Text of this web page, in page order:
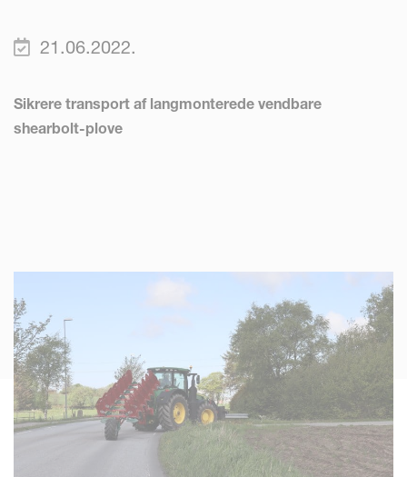
21.06.2022.
Sikrere transport af langmonterede vendbare
shearbolt-plove